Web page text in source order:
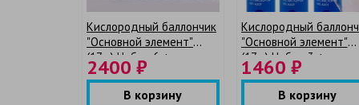
Кислородный баллончик
"Основной элемент"
(17л.) Набор 6 + мягкая
маска
2400 ₽
В корзину
Кислородный
"Основной элемент"
(17л.) Набор 3 + мягкая
маска
1460 ₽
В корзину